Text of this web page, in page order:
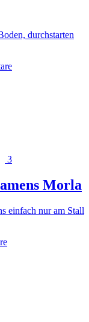
durchstarten
3
Morla
einfach nur am Stall